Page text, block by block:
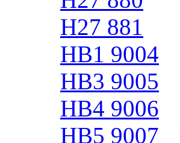
H27 881
HB1 9004
HB3 9005
HB4 9006
HB5 9007